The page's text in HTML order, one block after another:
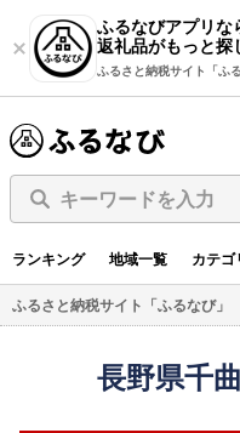
ふるなびアプリな
返礼品がもっと探
ふるさと納税サイト「ふ
キーワードを入力
ランキング 地域一覧 カテゴ
ふるさと納税サイト「ふるなび」
長野県千